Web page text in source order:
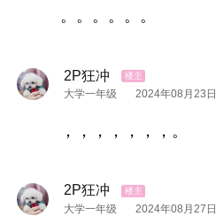
。。。。。。
2P狂冲
大学一年级 2024年08月23日
，，，，，，，。
2P狂冲
大学一年级 2024年08月27日